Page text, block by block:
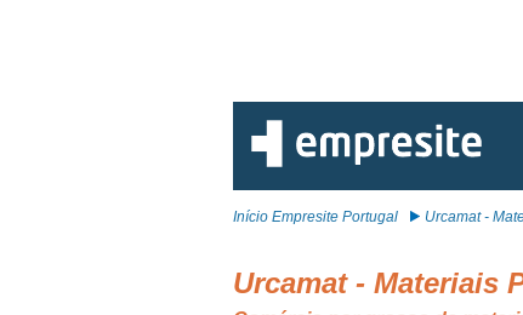
Início Empresite Portugal Urcamat -
Urcamat - Materiais